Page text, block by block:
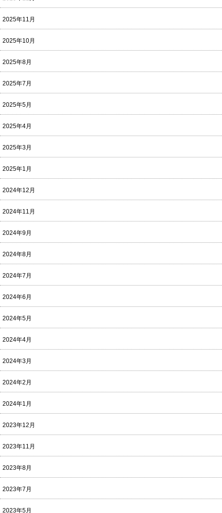
2025年11月
2025年10月
2025年8月
2025年7月
2025年5月
2025年4月
2025年3月
2025年1月
2024年12月
2024年11月
2024年9月
2024年8月
2024年7月
2024年6月
2024年5月
2024年4月
2024年3月
2024年2月
2024年1月
2023年12月
2023年11月
2023年8月
2023年7月
2023年5月